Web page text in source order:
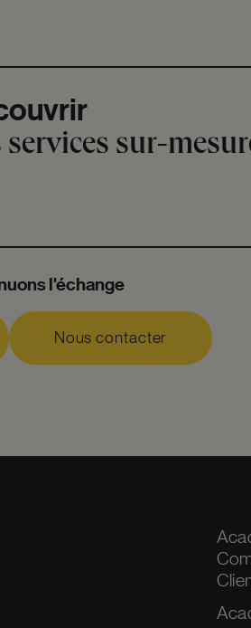
services sur-
l'échange
Nous contacter